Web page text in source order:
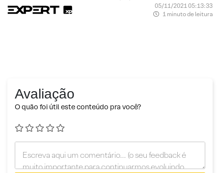
05/11/2021 05:13:33
1 minuto de leitura
Avaliação
O quão foi útil este conteúdo pra você?